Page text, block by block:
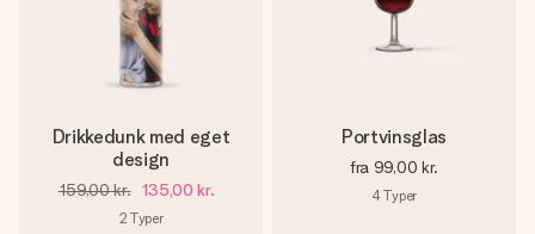
Drikkedunk med eget
design
159,00 kr. 135,00 kr.
2 Typer
Portvinsglas
fra 99,00 kr.
4Typer